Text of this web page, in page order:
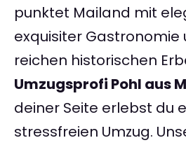
punktet Mailand mit
exquisiter Gastronomie
reichen historischen
Umzugsprofi Pohl aus
deiner Seite erlebst du
stressfreien Umzug.